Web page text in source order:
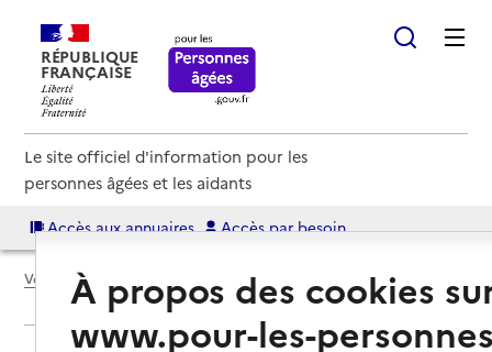
RÉPUBLIQUE
FRANÇAISE
Le site officiel d'information pour les
personnes âgées et les aidants
Accès aux annuaires Accès par besoin
Voir le fil d’Ariane
Retour aux résultats de l'annuaire
À propos des cookies
www.pour-les-